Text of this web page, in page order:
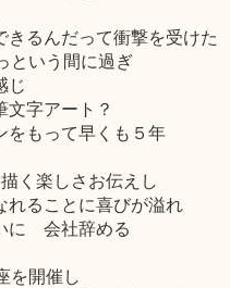
きるんだって衝撃を受けた
という間に過ぎ
じ
文字アート？
をもって早くも５年
く楽しさお伝えし
れることに喜びが溢れ
に 会社辞める
を開催し